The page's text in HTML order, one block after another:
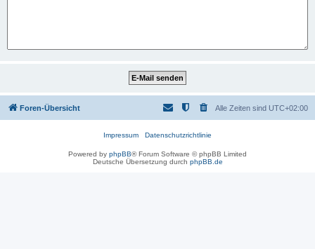
Foren-Übersicht Alle Zeiten sind UTC+02:00
Impressum Datenschutzrichtlinie
Powered by phpBB® Forum Software © phpBB Limited
Deutsche Übersetzung durch phpBB.de